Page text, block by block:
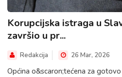
Korupcijska istraga u
završio u pr...
Redakcija 26 Mar, 2026
Općina o&scaron;tećena za